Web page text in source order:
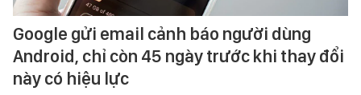
Google gửi email cảnh báo người dùng
Android, chỉ còn 45 ngày trước khi thay đổi
này có hiệu lực